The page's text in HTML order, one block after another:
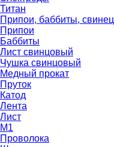
Титан
Припои, баббиты, свинец
Припои
Баббиты
Лист свинцовый
Чушка свинцовый
Медный прокат
Пруток
Катод
Лента
Лист
М1
Проволока